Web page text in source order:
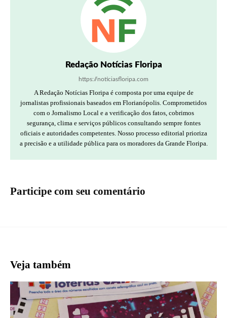
Redação Notícias Floripa
https://noticiasfloripa.com
A Redação Notícias Floripa é composta por uma equipe de
jornalistas profissionais baseados em Florianópolis. Comprometidos
com o Jornalismo Local e a verificação dos fatos, cobrimos
segurança, clima e serviços públicos consultando sempre fontes
oficiais e autoridades competentes. Nosso processo editorial prioriza
a precisão e a utilidade pública para os moradores da Grande Floripa.
Participe com seu comentário
Veja também